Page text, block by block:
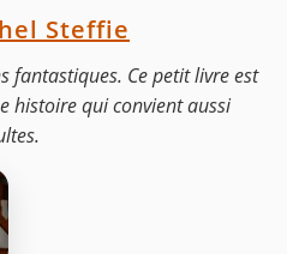
Steffie
fantastiques. Ce petit livre est
histoire qui convient aussi